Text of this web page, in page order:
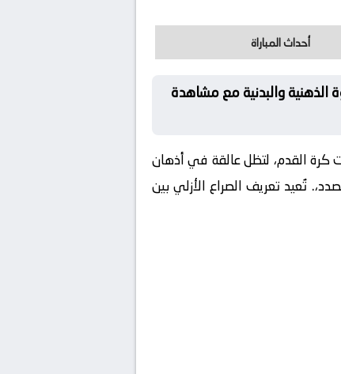
أحداث المباراة
الذهنية والبدنية مع مشاهدة
القدم، لتظل عالقة في أذهان
تُعيد تعريف الصراع الأزلي بين